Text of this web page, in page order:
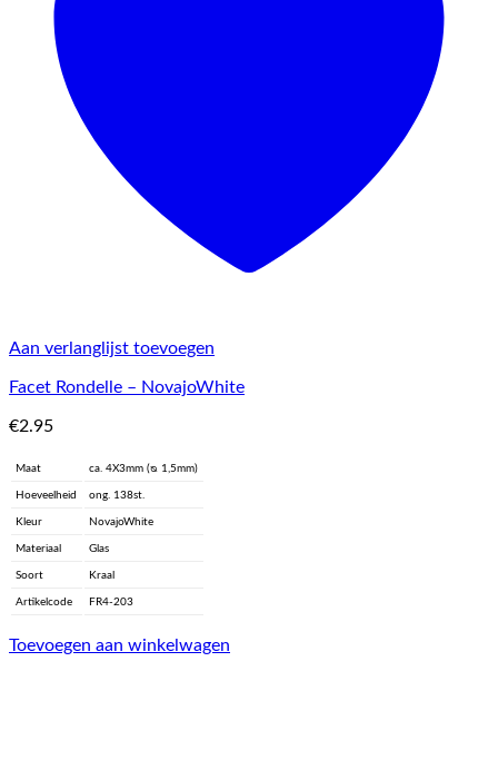
Aan verlanglijst toevoegen
Facet Rondelle – NovajoWhite
€2.95
Maat ca. 4X3mm (ᴓ 1,5mm)
Hoeveelheid ong. 138st.
Kleur NovajoWhite
Materiaal Glas
Soort Kraal
Artikelcode FR4-203
Toevoegen aan winkelwagen